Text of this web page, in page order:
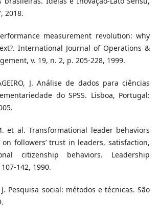
2018.
measurement revolution: why
International Journal of Operations &
v. 19, n. 2, p. 205-228, 1999.
J. Análise de dados para ciências
do SPSS. Lisboa, Portugal:
et al. Transformational leader behaviors
followers’ trust in leaders, satisfaction,
citizenship behaviors. Leadership
142, 1990.
J. Pesquisa social: métodos e técnicas. São